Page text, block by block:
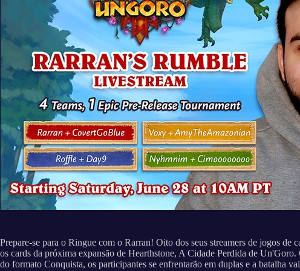
Prepare-se para o Ringue com o Rarran! Oito dos seus streamers de jogos
os cards da próxima expansão de Hearthstone, A Cidade Perdida de
do formato Conquista, os participantes se enfrentarão em duplas e a batalha